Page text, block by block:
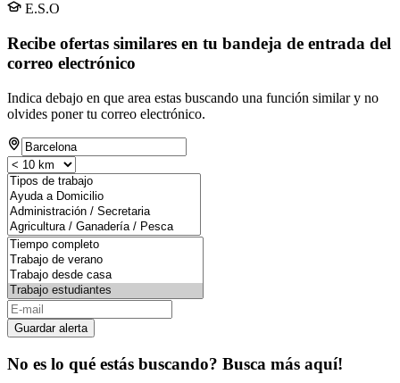
E.S.O
Recibe ofertas similares en tu bandeja de entrada del
correo electrónico
Indica debajo en que area estas buscando una función similar y no
olvides poner tu correo electrónico.
Guardar alerta
No es lo qué estás buscando? Busca más aquí!